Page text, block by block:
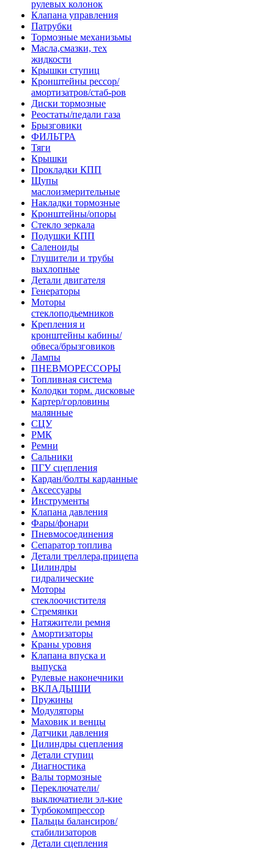
рулевых колонок
Клапана управления
Патрубки
Тормозные механизьмы
Масла,смазки, тех
жидкости
Крышки ступиц
Кронштейны рессор/
амортизатров/стаб-ров
Диски тормозные
Реостаты/педали газа
Брызговики
ФИЛЬТРА
Тяги
Крышки
Прокладки КПП
Щупы
маслоизмерительные
Накладки тормозные
Кронштейны/опоры
Стекло зеркала
Подушки КПП
Саленоиды
Глушители и трубы
выхлопные
Детали двигателя
Генераторы
Моторы
стеклоподьемников
Крепления и
кронштейны кабины/
обвеса/брызговиков
Лампы
ПНЕВМОРЕССОРЫ
Топливная система
Колодки торм. дисковые
Картер/горловины
малянные
СЦУ
РМК
Ремни
Сальники
ПГУ сцепления
Кардан/болты карданные
Аксессуары
Инструменты
Клапана давления
Фары/фонари
Пневмосоединения
Сепаратор топлива
Детали треллера,прицепа
Цилиндры
гидралические
Моторы
стеклоочистителя
Стремянки
Натяжители ремня
Амортизаторы
Краны уровня
Клапана впуска и
выпуска
Рулевые наконечники
ВКЛАДЫШИ
Пружины
Модуляторы
Маховик и венцы
Датчики давления
Цилиндры сцепления
Детали ступиц
Диагностика
Валы тормозные
Переключатели/
выключатиели эл-кие
Турбокомпрессор
Пальцы балансиров/
стабилизаторов
Детали сцепления